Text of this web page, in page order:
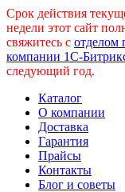
Срок действия
недели этот сайт
свяжитесь с отделом
компании 1С-
следующий год.
Каталог
О компании
Доставка
Гарантия
Прайсы
Контакты
Блог и советы